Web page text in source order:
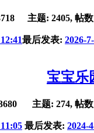
主题: 2405, 帖数
最后发表: 2026-
宝宝乐
主题: 274, 帖数
最后发表: 2024-